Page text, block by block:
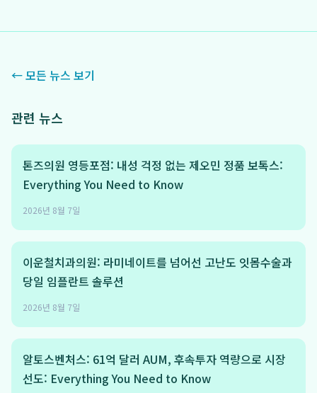
← 모든 뉴스 보기
관련 뉴스
톤즈의원 영등포점: 내성 걱정 없는 제오민 정품 보톡스:
Everything You Need to Know
2026년 8월 7일
이운철치과의원: 라미네이트를 넘어선 고난도 잇몸수술과
당일 임플란트 솔루션
2026년 8월 7일
알토스벤처스: 61억 달러 AUM, 후속투자 역량으로 시장
선도: Everything You Need to Know